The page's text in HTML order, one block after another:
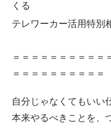
くる
テレワーカー活用特別
＝＝＝＝＝＝＝＝＝＝
＝＝＝＝＝＝＝＝＝＝
自分じゃなくてもいい
本来やるべきことを、